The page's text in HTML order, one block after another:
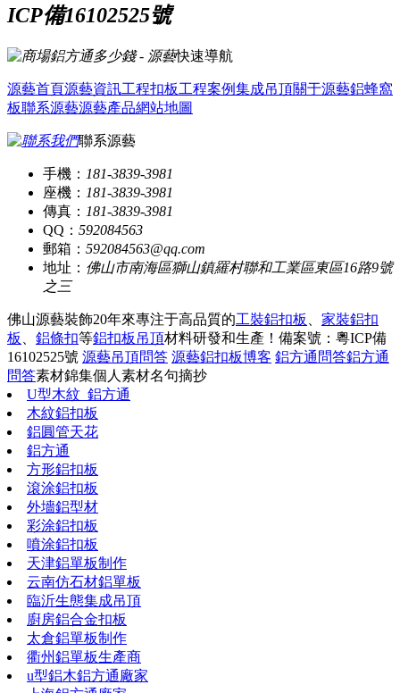
ICP備16102525號
快速導航
源藝首頁源藝資訊工程扣板工程案例集成吊頂關于源藝鋁蜂窩
板聯系源藝源藝產品網站地圖
聯系源藝
手機： 181-3839-3981
座機： 181-3839-3981
傳真： 181-3839-3981
QQ： 592084563
郵箱： 592084563@qq.com
地址： 佛山市南海區獅山鎮羅村聯和工業區東區16路9號
之三
佛山源藝裝飾20年來專注于高品質的工裝鋁扣板
家裝鋁扣
板
鋁條扣等鋁扣板吊頂材料研發和生產！ 備案號：粵ICP備
16102525號 源藝吊頂問答 源藝鋁扣板博客 鋁方通問答鋁方通
問答素材錦集個人素材名句摘抄
U型木紋_鋁方通
木紋鋁扣板
鋁圓管天花
鋁方通
方形鋁扣板
滾涂鋁扣板
外墻鋁型材
彩涂鋁扣板
噴涂鋁扣板
天津鋁單板制作
云南仿石材鋁單板
臨沂生態集成吊頂
廚房鋁合金扣板
太倉鋁單板制作
衢州鋁單板生產商
u型鋁木鋁方通廠家